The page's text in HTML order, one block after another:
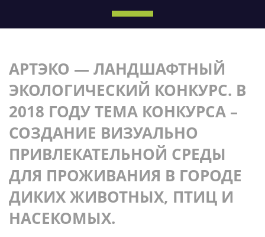
АРТЭКО — ЛАНДШАФТНЫЙ
ЭКОЛОГИЧЕСКИЙ КОНКУРС. В
2018 ГОДУ ТЕМА КОНКУРСА –
СОЗДАНИЕ ВИЗУАЛЬНО
ПРИВЛЕКАТЕЛЬНОЙ СРЕДЫ
ДЛЯ ПРОЖИВАНИЯ В ГОРОДЕ
ДИКИХ ЖИВОТНЫХ, ПТИЦ И
НАСЕКОМЫХ.